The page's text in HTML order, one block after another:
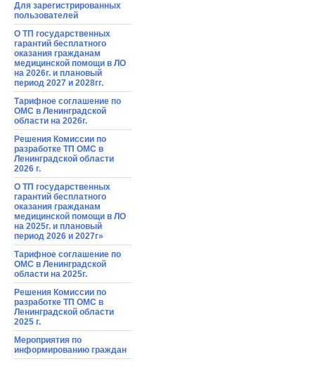
Для зарегистрированных
пользователей
О ТП государственных
гарантий бесплатного
оказания гражданам
медицинской помощи в ЛО
на 2026г. и плановый
период 2027 и 2028гг.
Тарифное соглашение по
ОМС в Ленинградской
области на 2026г.
Решения Комиссии по
разработке ТП ОМС в
Ленинградской области
2026 г.
О ТП государственных
гарантий бесплатного
оказания гражданам
медицинской помощи в ЛО
на 2025г. и плановый
период 2026 и 2027г»
Тарифное соглашение по
ОМС в Ленинградской
области на 2025г.
Решения Комиссии по
разработке ТП ОМС в
Ленинградской области
2025 г.
Мероприятия по
информированию граждан